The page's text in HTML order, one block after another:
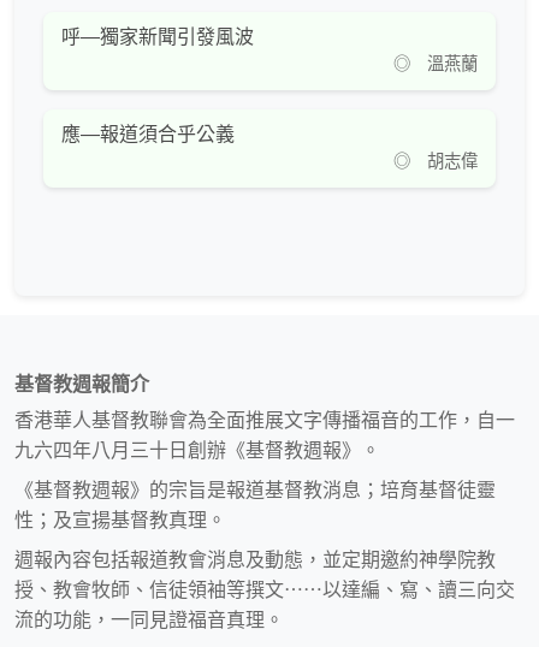
呼—獨家新聞引發風波
◎ 溫燕蘭
應—報道須合乎公義
◎ 胡志偉
基督教週報簡介
香港華人基督教聯會為全面推展文字傳播福音的工作，自一
九六四年八月三十日創辦《基督教週報》。
《基督教週報》的宗旨是報道基督教消息；培育基督徒靈
性；及宣揚基督教真理。
週報內容包括報道教會消息及動態，並定期邀約神學院教
授、教會牧師、信徒領袖等撰文⋯⋯以達編、寫、讀三向交
流的功能，一同見證福音真理。